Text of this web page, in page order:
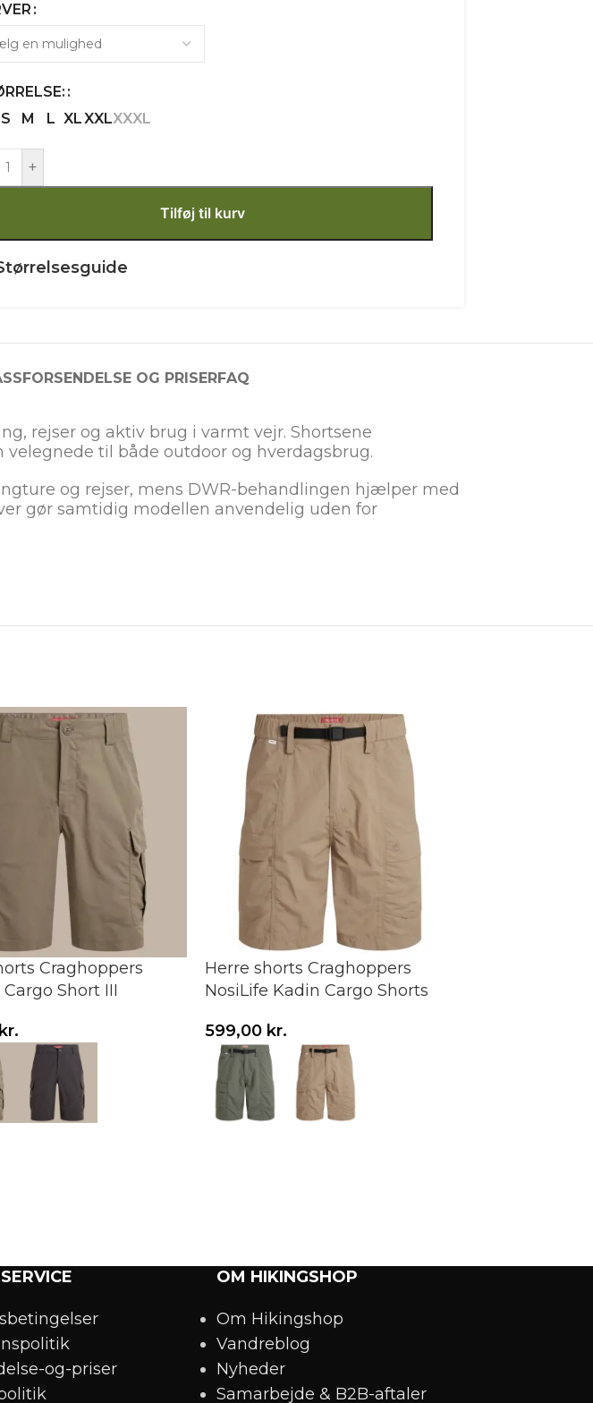
S M L XLXXLXXXL
+
Tilføj til kurv
FORSENDELSE OG PRISERFAQ
rejser og aktiv brug i varmt vejr. Shortsene
til både outdoor og hverdagsbrug.
og rejser, mens DWR-behandlingen hjælper med
gør samtidig modellen anvendelig uden for
Craghoppers
Short III
kr.
Herre shorts Craghoppers
NosiLife Kadin Cargo Shorts
599,00 kr.
Vælg variant
og-priser
OM HIKINGSHOP
Om Hikingshop
Vandreblog
Nyheder
Samarbejde & B2B-aftaler